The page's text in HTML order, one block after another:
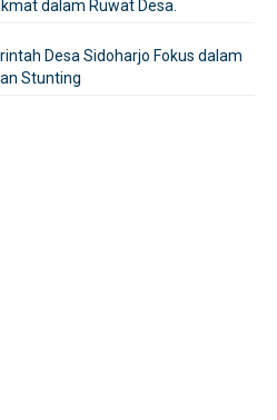
dalam Ruwat Desa.
Desa Sidoharjo Fokus dalam
Stunting